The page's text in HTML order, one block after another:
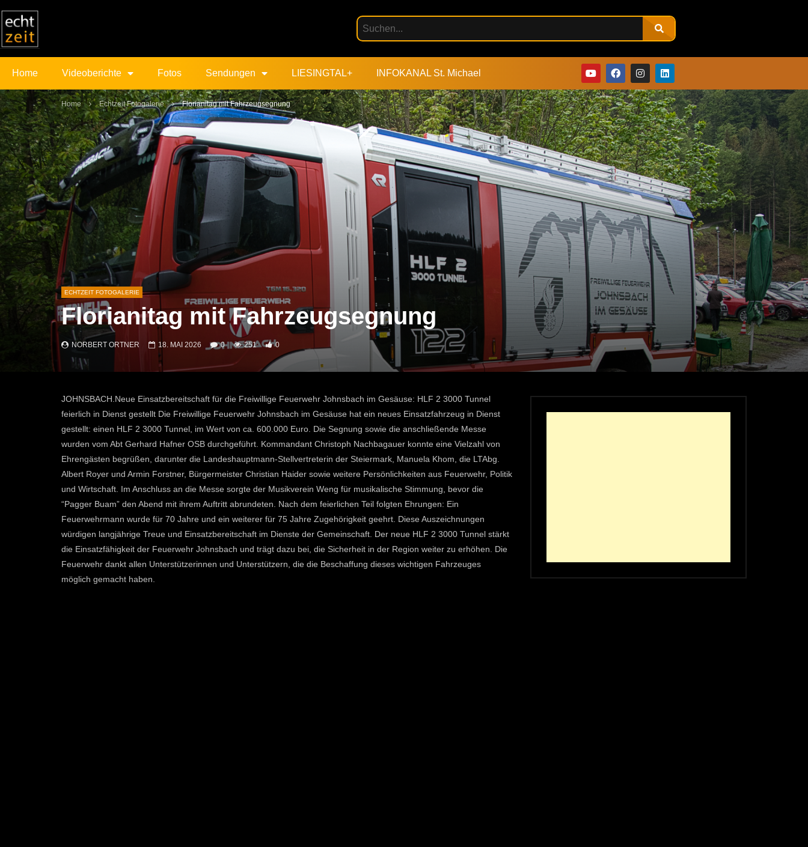
Home Videoberichte Fotos Sendungen LIESINGTAL+ INFOKANAL St. Michael
Home Echtzeit Fotogalerie Florianitag mit Fahrzeugsegnung
ECHTZEIT FOTOGALERIE
Florianitag mit Fahrzeugsegnung
NORBERT ORTNER 18. MAI 2026 0 251 0
JOHNSBACH.Neue Einsatzbereitschaft für die Freiwillige Feuerwehr Johnsbach im Gesäuse: HLF 2 3000 Tunnel
feierlich in Dienst gestellt Die Freiwillige Feuerwehr Johnsbach im Gesäuse hat ein neues Einsatzfahrzeug in Dienst
gestellt: einen HLF 2 3000 Tunnel, im Wert von ca. 600.000 Euro. Die Segnung sowie die anschließende Messe
wurden vom Abt Gerhard Hafner OSB durchgeführt. Kommandant Christoph Nachbagauer konnte eine Vielzahl von
Ehrengästen begrüßen, darunter die Landeshauptmann-Stellvertreterin der Steiermark, Manuela Khom, die LTAbg.
Albert Royer und Armin Forstner, Bürgermeister Christian Haider sowie weitere Persönlichkeiten aus Feuerwehr, Politik
und Wirtschaft. Im Anschluss an die Messe sorgte der Musikverein Weng für musikalische Stimmung, bevor die
“Pagger Buam” den Abend mit ihrem Auftritt abrundeten. Nach dem feierlichen Teil folgten Ehrungen: Ein
Feuerwehrmann wurde für 70 Jahre und ein weiterer für 75 Jahre Zugehörigkeit geehrt. Diese Auszeichnungen
würdigen langjährige Treue und Einsatzbereitschaft im Dienste der Gemeinschaft. Der neue HLF 2 3000 Tunnel stärkt
die Einsatzfähigkeit der Feuerwehr Johnsbach und trägt dazu bei, die Sicherheit in der Region weiter zu erhöhen. Die
Feuerwehr dankt allen Unterstützerinnen und Unterstützern, die die Beschaffung dieses wichtigen Fahrzeuges
möglich gemacht haben.